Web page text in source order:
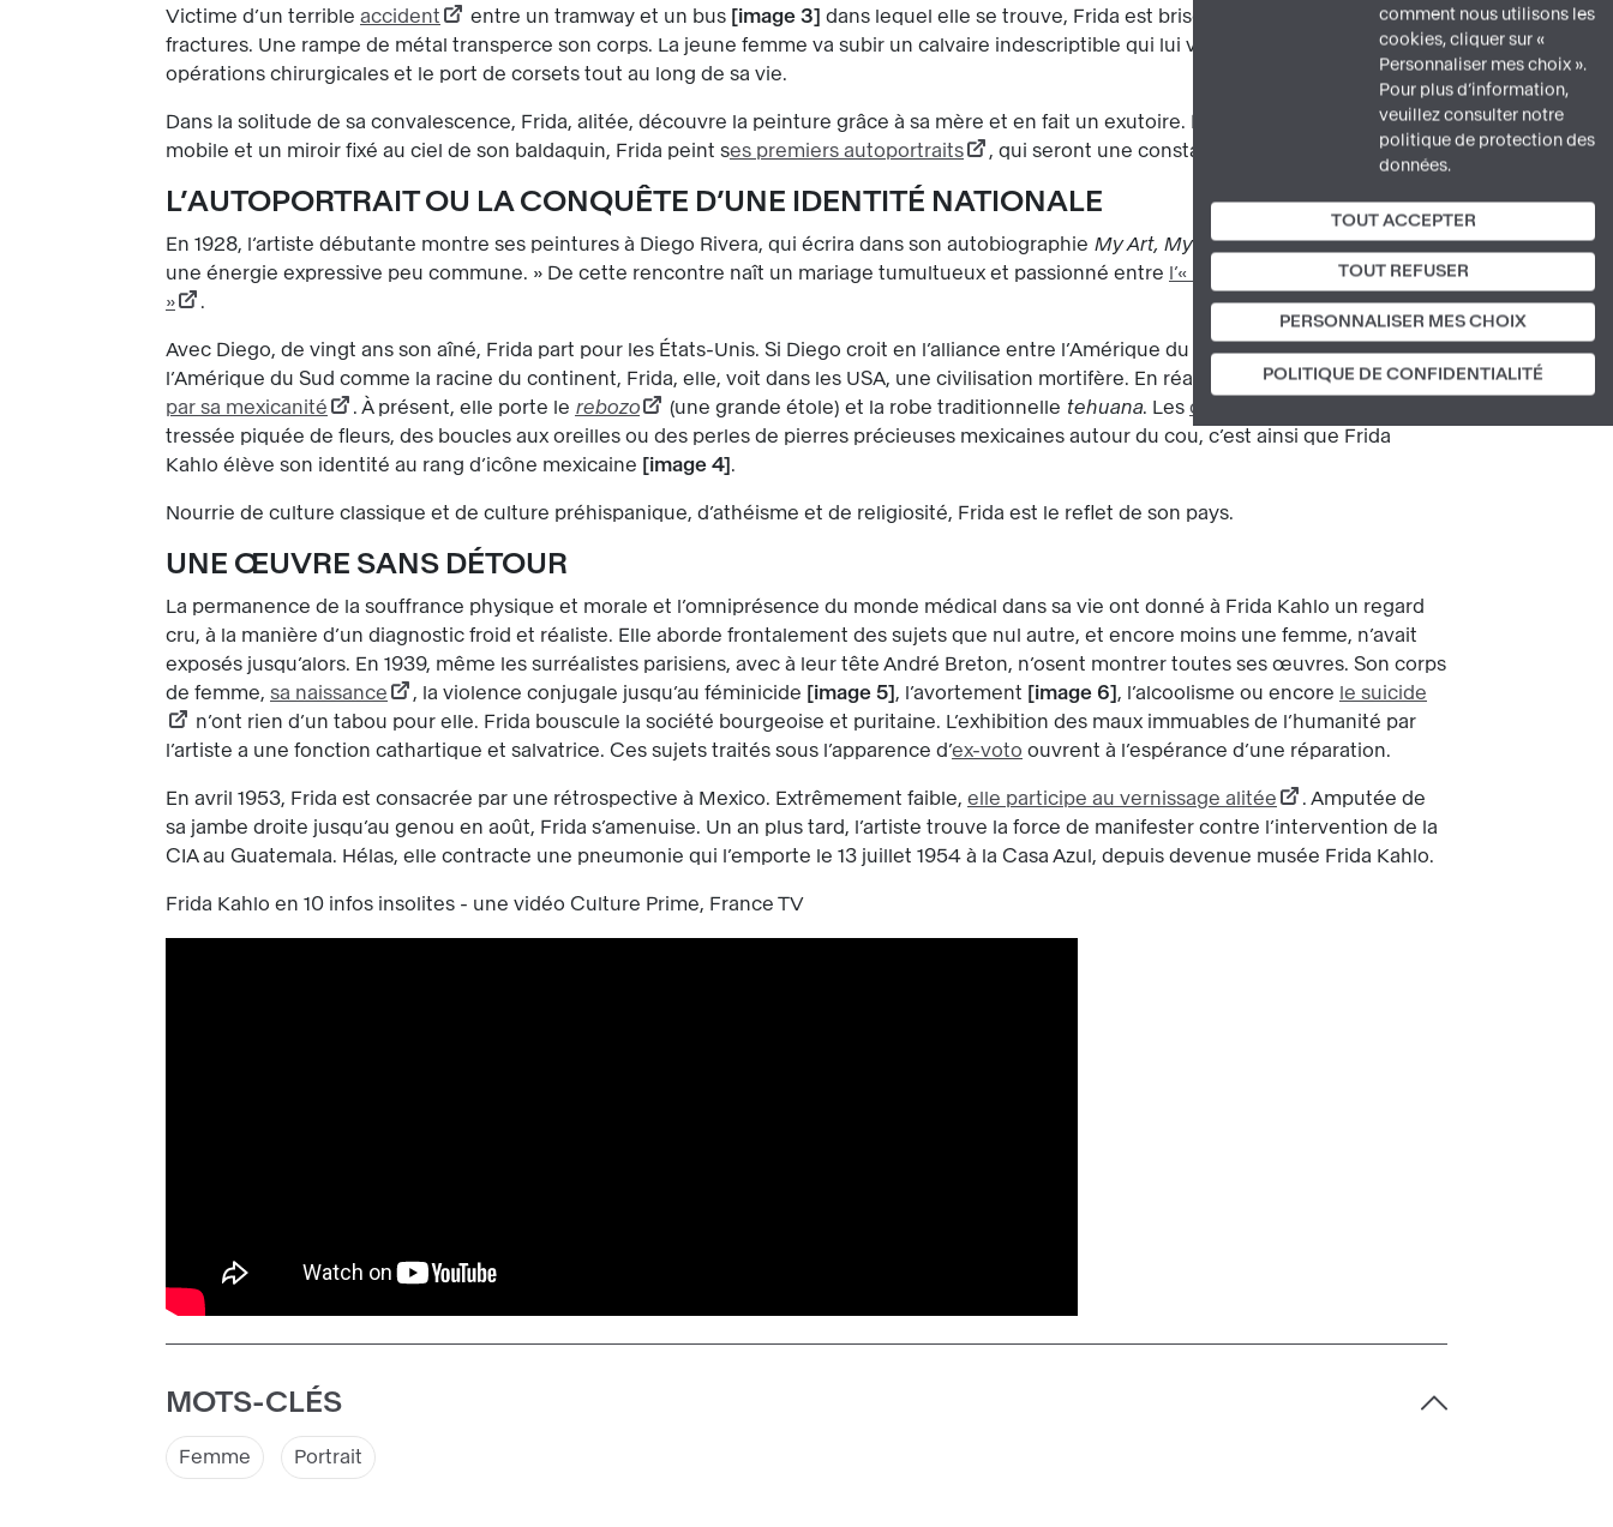
comment nous utilisons les
cookies, cliquer sur «
Personnaliser mes choix ».
Pour plus d’information,
veuillez consulter notre
politique de protection des
données.
TOUT ACCEPTER
TOUT REFUSER
PERSONNALISER MES CHOIX
POLITIQUE DE CONFIDENTIALITÉ
Victime d’un terrible accident entre un tramway et un bus image 3
dans lequel elle se trouve, Frida est brisée par de multiples
fractures. Une rampe de métal transperce son corps. La jeune femme va subir un calvaire indescriptible qui lui vaudra de nombreuses
opérations chirurgicales et le port de corsets tout au long de sa vie.
Dans la solitude de sa convalescence, Frida, alitée, découvre la peinture grâce à sa mère et en fait un exutoire. Par un système de support
mobile et un miroir fixé au ciel de son baldaquin, Frida peint ses premiers autoportraits , qui seront une constante de son œuvre.
L’AUTOPORTRAIT OU LA CONQUÊTE D’UNE IDENTITÉ NATIONALE
En 1928, l‘artiste débutante montre ses peintures à Diego Rivera, qui écrira dans son autobiographie My Art, My Life :« Les toiles révélaient
une énergie expressive peu commune. » De cette rencontre naît un mariage tumultueux et passionné entre l’« Éléphant » et la « Colombe
»
.
Avec Diego, de vingt ans son aîné, Frida part pour les États-Unis. Si Diego croit en l’alliance entre l’Amérique du Nord industrialisée et
l’Amérique du Sud comme la racine du continent, Frida, elle, voit dans les USA, une civilisation mortifère. En réaction,
Frida Kahlo s’impose
par sa mexicanité
. À présent, elle porte le rebozo (une grande étole) et la robe traditionnelle tehuana. Les cheveux en couronne
tressée piquée de fleurs, des boucles aux oreilles ou des perles de pierres précieuses mexicaines autour du cou, c’est ainsi que Frida
Kahlo élève son identité au rang d’icône mexicaine
image 4 .
Nourrie de culture classique et de culture préhispanique, d’athéisme et de religiosité, Frida est le reflet de son pays.
UNE ŒUVRE SANS DÉTOUR
La permanence de la souffrance physique et morale et l’omniprésence du monde médical dans sa vie ont donné à Frida Kahlo un regard
cru, à la manière d’un diagnostic froid et réaliste. Elle aborde frontalement des sujets que nul autre, et encore moins une femme, n’avait
exposés jusqu’alors. En 1939, même les surréalistes parisiens, avec à leur tête André Breton, n’osent montrer toutes ses œuvres. Son corps
de femme, sa naissance , la violence conjugale jusqu’au féminicide image 5 , l’avortement image 6 , l’alcoolisme ou encore le suicide
n’ont rien d’un tabou pour elle. Frida bouscule la société bourgeoise et puritaine. L’exhibition des maux immuables de l’humanité par
l’artiste a une fonction cathartique et salvatrice. Ces sujets traités sous l’apparence d’ex-voto ouvrent à l’espérance d’une réparation.
En avril 1953, Frida est consacrée par une rétrospective à Mexico. Extrêmement faible, elle participe au vernissage alitée
. Amputée de
sa jambe droite jusqu’au genou en août, Frida s’amenuise. Un an plus tard, l’artiste trouve la force de manifester contre l’intervention de la
CIA au Guatemala. Hélas, elle contracte une pneumonie qui l’emporte le 13 juillet 1954 à la Casa Azul, depuis devenue musée Frida Kahlo.
Frida Kahlo en 10 infos insolites - une vidéo Culture Prime, France TV
MOTS-CLÉS
Femme Portrait